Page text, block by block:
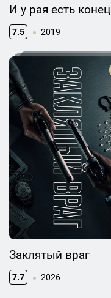
И у рая есть конец
7.5 2019
Заклятый враг
7.7 2026